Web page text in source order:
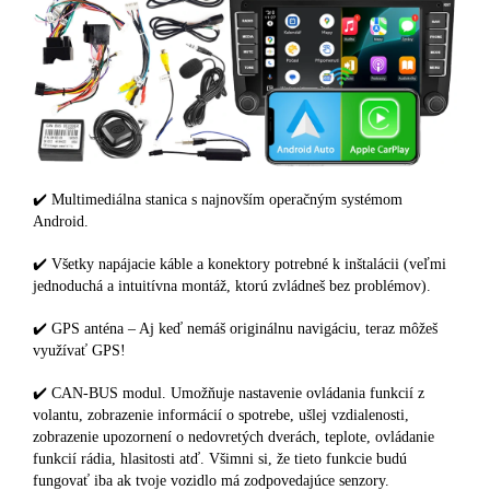
✔️ Multimediálna stanica s najnovším operačným systémom
Android.
✔️ Všetky napájacie káble a konektory potrebné k inštalácii (veľmi
jednoduchá a intuitívna montáž, ktorú zvládneš bez problémov).
✔️ GPS anténa – Aj keď nemáš originálnu navigáciu, teraz môžeš
využívať GPS!
✔️ CAN-BUS modul. Umožňuje nastavenie ovládania funkcií z
volantu, zobrazenie informácií o spotrebe, ušlej vzdialenosti,
zobrazenie upozornení o nedovretých dverách, teplote, ovládanie
funkcií rádia, hlasitosti atď. Všimni si, že tieto funkcie budú
fungovať iba ak tvoje vozidlo má zodpovedajúce senzory.